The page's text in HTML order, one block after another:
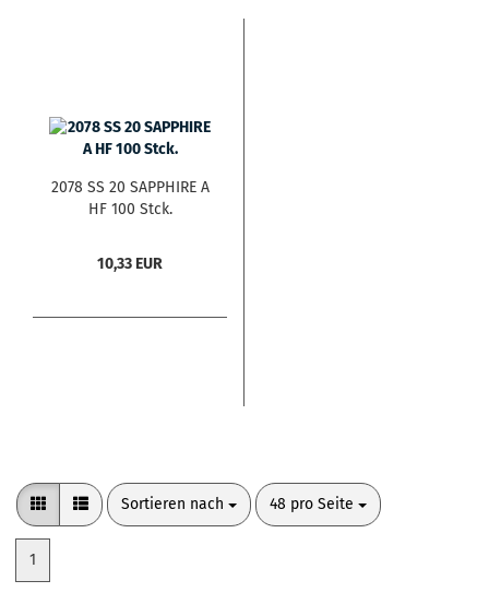
2078 SS 20 SAPPHIRE A
HF 100 Stck.
10,33 EUR
Sortieren nach
Sortieren nach 48 pro Seite
pro Seite
1